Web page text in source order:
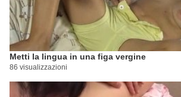
Metti la lingua in una figa vergine
86 visualizzazioni